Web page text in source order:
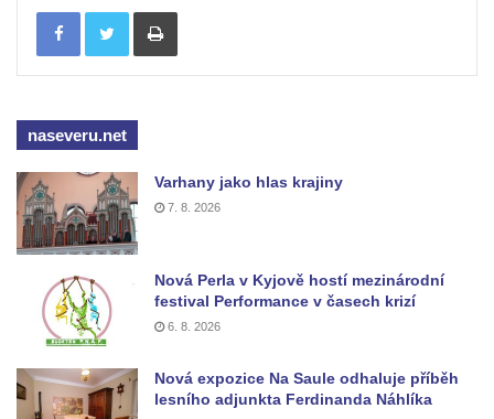
Českých Budějovicích
Socha svatého Václava u pramene v
Pamětní deska Tomáše Garrigue Masaryka
na radnici v Českých Budějovicích
Pamětní deska na biskupské rezidenci v
Českých Budějovicích
Pamětní deska Josefa Hloucha na
biskupské rezidenci v Českých
Budějovicích
Socha žáby u rybníčku na Náměstí v
Kamenném Újezdě
Pamětní kámen družebních obcí Kamenný
Tisknout
naseveru.net
Varhany jako hlas krajiny
7. 8. 2026
Nová Perla v Kyjově hostí mezinárodní
festival Performance v časech krizí
6. 8. 2026
Nová expozice Na Saule odhaluje příběh
lesního adjunkta Ferdinanda Náhlíka